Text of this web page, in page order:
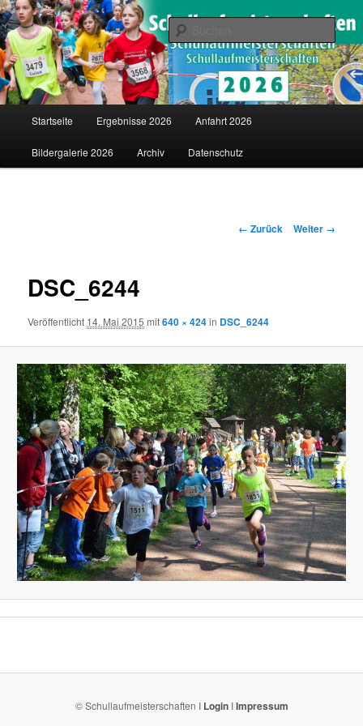
Schullaufmeisterschaften
Saarländische Schullaufmeisterschaften in Merzig
Zum
Inhalt
Startseite Ergebnisse 2026 Anfahrt 2026
Bildergalerie 2026 Archiv Datenschutz
Bilder-
← Zurück Weiter →
DSC_6244
Veröffentlicht 14. Mai 2015 mit640 × 424in DSC_6244
© Schullaufmeisterschaften I LoginIImpressum